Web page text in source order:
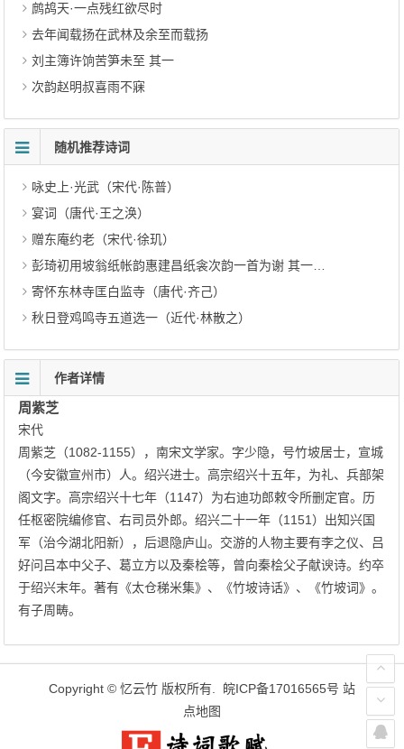
鹧鸪天·一点残红欲尽时
去年闻载扬在武林及余至而载扬
刘主簿许饷苦笋未至 其一
次韵赵明叔喜雨不寐
随机推荐诗词
咏史上·光武（宋代·陈普）
宴词（唐代·王之涣）
赠东庵约老（宋代·徐玑）
彭琦初用坡翁纸帐韵惠建昌纸衾次韵一首为谢 其一（元代·刘诜）
寄怀东林寺匡白监寺（唐代·齐己）
秋日登鸡鸣寺五道选一（近代·林散之）
作者详情
周紫芝
宋代
周紫芝（1082-1155），南宋文学家。字少隐，号竹坡居士，宣城
（今安徽宣州市）人。绍兴进士。高宗绍兴十五年，为礼、兵部架
阁文字。高宗绍兴十七年（1147）为右迪功郎敕令所删定官。历
任枢密院编修官、右司员外郎。绍兴二十一年（1151）出知兴国
军（治今湖北阳新），后退隐庐山。交游的人物主要有李之仪、吕
好问吕本中父子、葛立方以及秦桧等，曾向秦桧父子献谀诗。约卒
于绍兴末年。著有《太仓稊米集》、《竹坡诗话》、《竹坡词》。
有子周畴。
Copyright © 忆云竹 版权所有. 皖ICP备17016565号 站
点地图